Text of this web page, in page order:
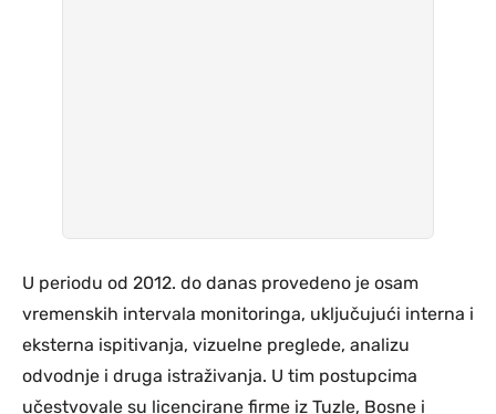
U periodu od 2012. do danas provedeno je osam
vremenskih intervala monitoringa, uključujući interna i
eksterna ispitivanja, vizuelne preglede, analizu
odvodnje i druga istraživanja. U tim postupcima
učestvovale su licencirane firme iz Tuzle, Bosne i